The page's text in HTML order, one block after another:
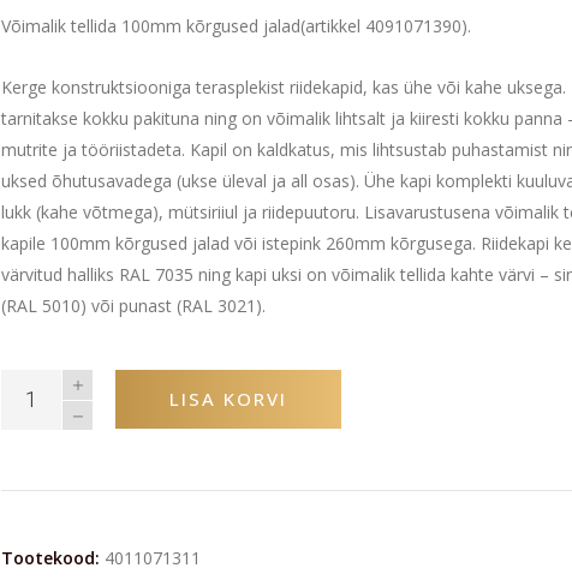
Võimalik tellida 100mm kõrgused jalad(artikkel 4091071390).
Kerge konstruktsiooniga terasplekist riidekapid, kas ühe või kahe uksega.
tarnitakse kokku pakituna ning on võimalik lihtsalt ja kiiresti kokku panna
mutrite ja tööriistadeta. Kapil on kaldkatus, mis lihtsustab puhastamist
uksed õhutusavadega (ukse üleval ja all osas). Ühe kapi komplekti
lukk (kahe võtmega), mütsiriiul ja riidepuutoru. Lisavarustusena võimalik
kapile 100mm kõrgused jalad või istepink 260mm kõrgusega. Riidekapi
värvitud halliks RAL 7035 ning kapi uksi on võimalik tellida kahte värvi –
(RAL 5010) või punast (RAL 3021).
LISA KORVI
Tootekood: 4011071311